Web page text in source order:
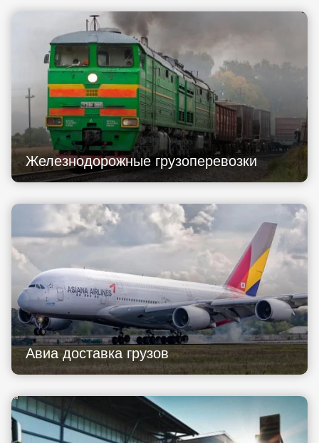
Железнодорожные грузоперевозки
Авиа доставка грузов